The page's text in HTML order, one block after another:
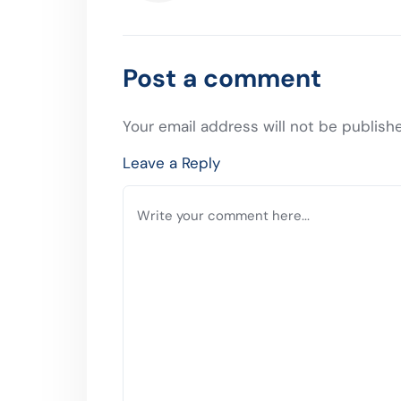
Post a comment
Your email address will not be
Leave a Reply